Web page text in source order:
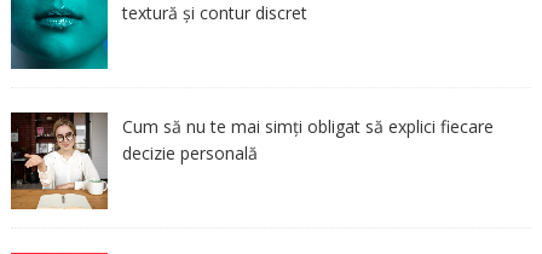
textură și contur discret
Cum să nu te mai simți obligat să explici fiecare
decizie personală